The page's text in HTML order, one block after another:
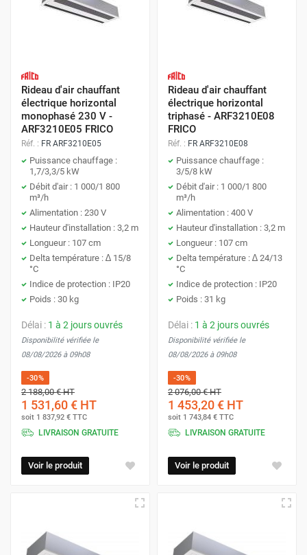
Rideau d'air chauffant
électrique horizontal
monophasé 230 V -
ARF3210E05 FRICO
Réf. : FR ARF3210E05
Puissance chauffage :
1,7/3,3/5 kW
Débit d'air : 1 000/1 800
m³/h
Alimentation : 230 V
Hauteur d'installation : 3,2 m
Longueur : 107 cm
Delta température : ∆ 15/8
°C
Indice de protection : IP20
Poids : 30 kg
Délai : 1 à 2 jours ouvrés
Disponibilité vérifiée le
08/08/2026 à 09h08
-30%
2 188,00 €HT
1 531,60 € HT
soit 1 837,92 € TTC
LIVRAISON GRATUITE
Voir le produit
Rideau d'air chauffant
électrique horizontal
triphasé - ARF3210E08
FRICO
Réf. : FR ARF3210E08
Puissance chauffage :
3/5/8 kW
Débit d'air : 1 000/1 800
m³/h
Alimentation : 400 V
Hauteur d'installation : 3,2 m
Longueur : 107 cm
Delta température : ∆ 24/13
°C
Indice de protection : IP20
Poids : 31 kg
Délai : 1 à 2 jours ouvrés
Disponibilité vérifiée le
08/08/2026 à 09h08
-30%
2 076,00 €HT
1 453,20 € HT
soit 1 743,84 € TTC
LIVRAISON GRATUITE
Voir le produit